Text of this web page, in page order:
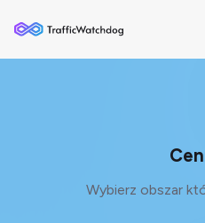
Wybierz obszar